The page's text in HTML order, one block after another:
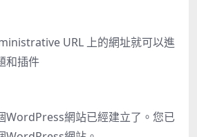
URL 上的網址就可以進
和插件
WordPress網站已經建立了。您已